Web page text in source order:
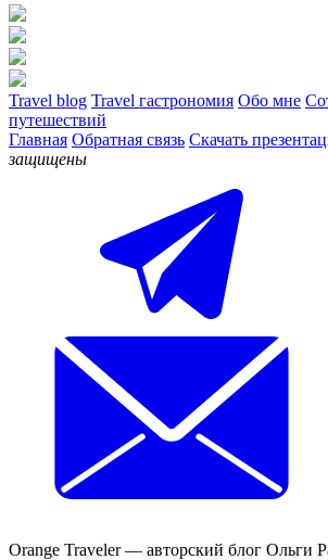
Travel blog Travel гастрономия Обо мне
путешествий
Главная Обратная связь Скачать
защищены
Orange Traveler — авторский блог Ольги